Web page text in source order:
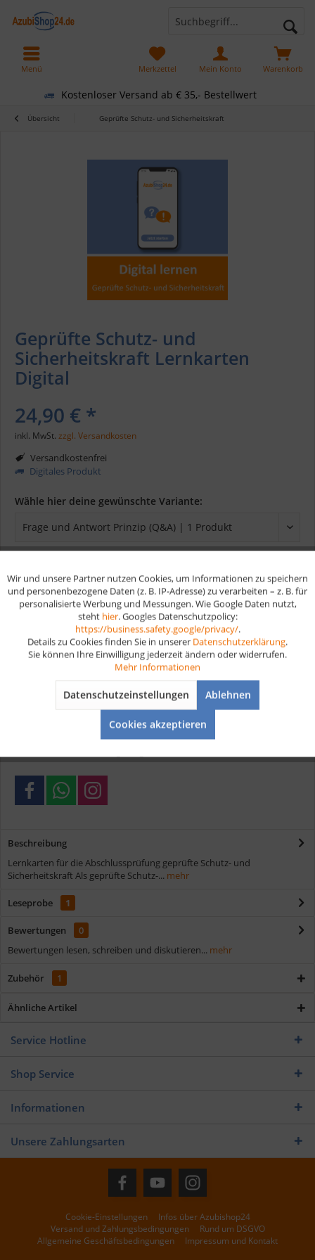
Kostenloser Versand ab € 35,- Bestellwert
Warenkorb
Merkzettel Mein Konto
Menü
Übersicht Geprüfte Schutz- und Sicherheitskraft
Geprüfte Schutz- und
Sicherheitskraft Lernkarten
Digital
24,90 € *
inkl. MwSt. zzgl. Versandkosten
Versandkostenfrei
Digitales Produkt
Wähle hier deine gewünschte Variante:
In denWarenkorb
Artikel-Nr.: D140
Kostenloser Versand ab € 35,- Bestellwert
Beschreibung
Lernkarten für die Abschlussprüfung geprüfte Schutz- und
Sicherheitskraft Als geprüfte Schutz-... mehr
Leseprobe 1
Bewertungen
0
Bewertungen lesen, schreiben und diskutieren... mehr
Zubehör 1
Ähnliche Artikel
Service Hotline
Shop Service
Informationen
Unsere Zahlungsarten
Cookie-Einstellungen
Infos über Azubishop24
Versand und Zahlungsbedingungen
Rund um DSGVO
Allgemeine Geschäftsbedingungen
Impressum und Kontakt
Funktionale Aktiv
Aktiv
Aktiv
Wir und unsere Partner nutzen Cookies, um Informationen zu speichern
und personenbezogene Daten (z. B. IP-Adresse) zu verarbeiten – z. B. für
personalisierte Werbung und Messungen. Wie Google Daten nutzt,
steht hier. Googles Datenschutzpolicy:
https://business.safety.google/privacy/.
Details zu Cookies finden Sie in unserer Datenschutzerklärung.
Sie können Ihre Einwilligung jederzeit ändern oder widerrufen.
Mehr Informationen
Datenschutzeinstellungen Ablehnen
Cookies akzeptieren